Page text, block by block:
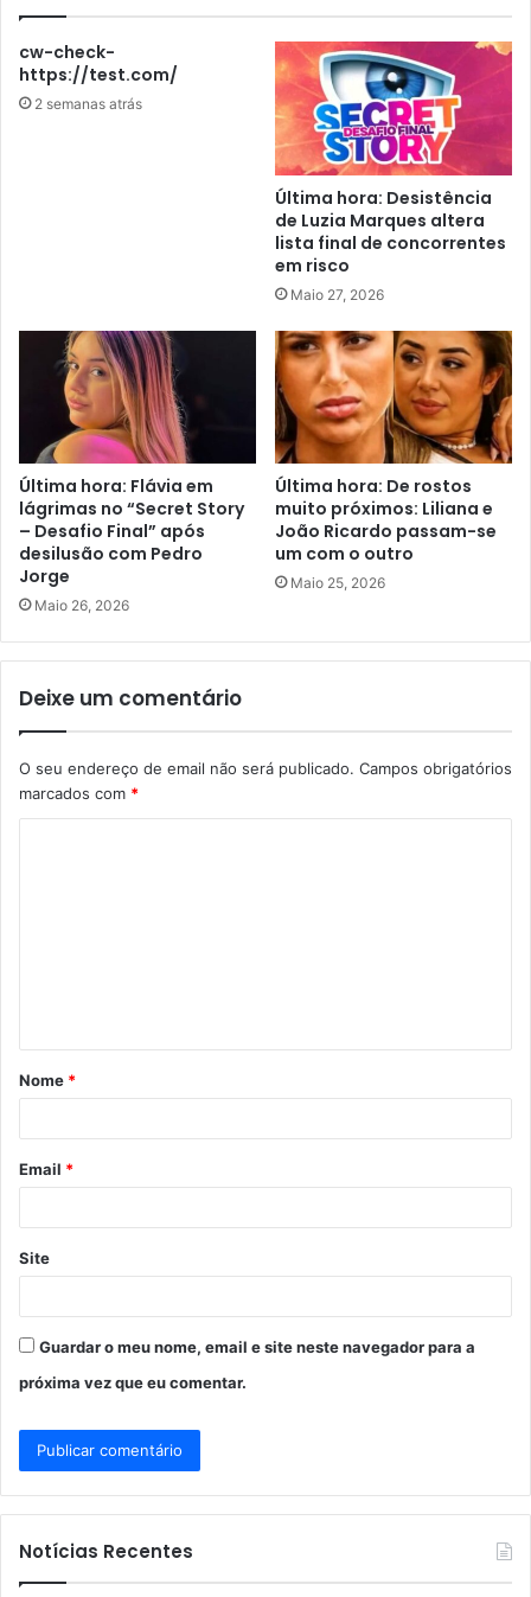
cw-check-
https://test.com/
2 semanas atrás
Última hora: Desistência
de Luzia Marques altera
lista final de concorrentes
em risco
Maio 27, 2026
Última hora: Flávia em
lágrimas no “Secret Story
– Desafio Final” após
desilusão com Pedro
Jorge
Maio 26, 2026
Última hora: De rostos
muito próximos: Liliana e
João Ricardo passam-se
um com o outro
Maio 25, 2026
Deixe um comentário
O seu endereço de email não será publicado. Campos obrigatórios
marcados com *
á
r
*
Nome *
Email *
Site
Guardar o meu nome, email e site neste navegador para a
próxima vez que eu comentar.
Notícias Recentes